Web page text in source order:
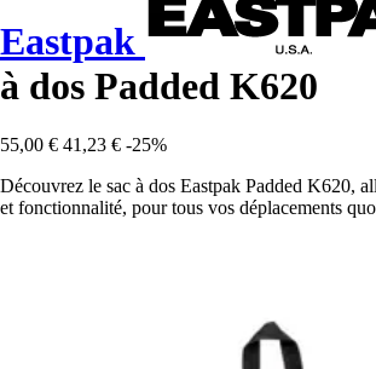
Eastpak
à dos Padded K620
55,00 € 41,23 € -25%
Découvrez le sac à dos Eastpak Padded K620,
et fonctionnalité, pour tous vos déplacements